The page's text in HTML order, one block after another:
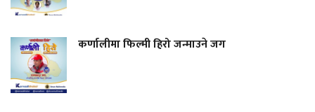
कर्णालीमा फिल्मी हिरो जन्माउने जग